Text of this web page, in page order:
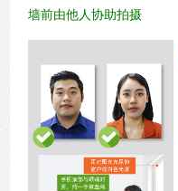
墙前由他人协助拍摄